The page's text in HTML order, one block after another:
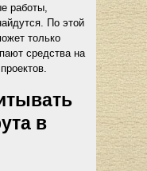
работы,
По этой
только
средства на
в